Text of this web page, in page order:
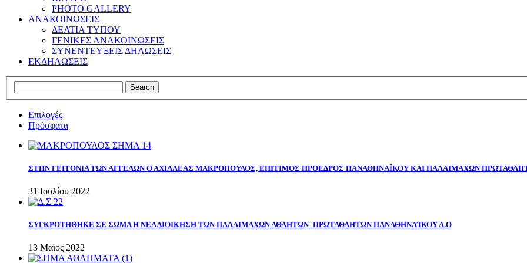
PHOTO GALLERY
ΑΝΑΚΟΙΝΩΣΕΙΣ
ΔΕΛΤΙΑ ΤΥΠΟΥ
ΓΕΝΙΚΕΣ ΑΝΑΚΟΙΝΩΣΕΙΣ
ΣΥΝΕΝΤΕΥΞΕΙΣ ΔΗΛΩΣΕΙΣ
ΕΚΔΗΛΩΣΕΙΣ
Επιλογές
Πρόσφατα
ΣΤΗΝ ΓΕΙΤΟΝΙΑ ΤΩΝ ΑΓΓΕΛΩΝ Ο ΑΧΙΛΛΕΑΣ ΜΑΚΡΟΠΟΥΛΟΣ, ΕΠΙΤΙΜΟΣ ΠΡΟΕΔΡΟΣ ΠΑΝΑΘΗΝΑΪΚΟΥ ΚΑΙ ΠΑΛΑΙΜΑΧΩΝ
31 Ιουλίου 2022
ΣΥΓΚΡΟΤΗΘΗΚΕ ΣΕ ΣΩΜΑ Η ΝΕΑ ΔΙΟΙΚΗΣΗ ΤΩΝ ΠΑΛΑΙΜΑΧΩΝ ΑΘΛΗΤΩΝ- ΠΡΩΤΑΘΛΗΤΩΝ ΠΑΝΑΘΗΝΑΊΚΟΥ Α.Ο
13 Μάϊος 2022